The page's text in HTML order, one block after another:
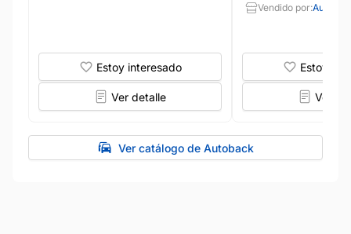
Estoy interesado
Ver detalle
Vendido por:
Estoy
Ver
Ver catálogo de Autoback